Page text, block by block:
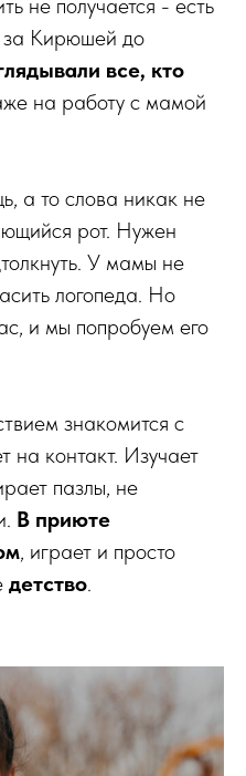
за Кирюшей до
все, кто
на работу с мамой
а то слова никак не
рот. Нужен
У мамы не
логопеда. Но
и мы попробуем его
знакомится с
на контакт. Изучает
пазлы, не
В приюте
, играет и просто
детство.